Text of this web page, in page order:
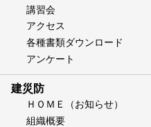
講習会
アクセス
各種書類ダウンロード
アンケート
建災防
ＨＯＭＥ（お知らせ）
組織概要